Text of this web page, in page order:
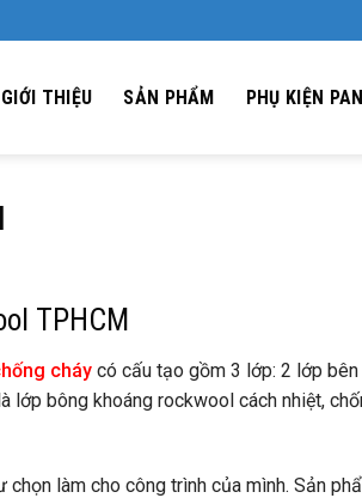
GIỚI THIỆU SẢN PHẨM PHỤ KIỆN
TPHCM
cháy có cấu tạo gồm 3 lớp: 2 lớp bên
lớp bông khoáng rockwool cách nhiệt,
làm cho công trình của mình. Sản